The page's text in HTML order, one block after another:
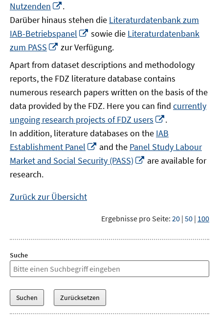
Nutzenden
neuem
Fenster
öffnen
.
Darüber hinaus stehen die Literaturdatenbank zum
IAB-Betriebspanel
In
neuem
Fenster
öffnen
sowie die Literaturdatenbank
zum PASS
In
Fenster
öffnen
zur Verfügung.
Apart from dataset descriptions and methodology
reports, the FDZ literature database contains
numerous research papers written on the basis of the
data provided by the FDZ. Here you can find currently
ungoing research projects of FDZ users
neuem
Fenster
öffnen
.
In addition, literature databases on the IAB
Establishment Panel
In
neuem
Fenster
and the Panel Study Labour
Market and Social Security (PASS)
In
are available for
research.
Zurück zur Übersicht
Ergebnisse pro Seite: 20 | 50 | 100
Suche